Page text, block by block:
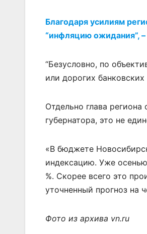
Благодаря усилиям
“инфляцию ожидания”,
“Безусловно, по
или дорогих
Отдельно глава
губернатора, это не
«В бюджете
индексацию. Уже
%. Скорее всего это
уточненный прогноз на
Фото из архива vn.ru